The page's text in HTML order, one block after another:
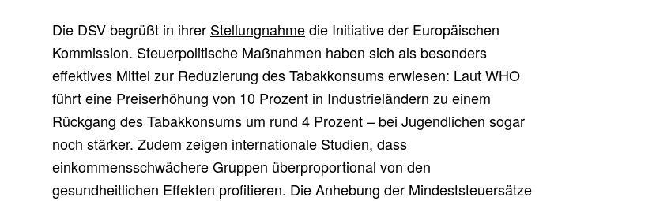
Die DSV begrüßt in ihrer Stellungnahmedie Initiative der Europäischen
Kommission. Steuerpolitische Maßnahmen haben sich als besonders
effektives Mittel zur Reduzierung des Tabakkonsums erwiesen: Laut WHO
führt eine Preiserhöhung von 10 Prozent in Industrieländern zu einem
Rückgang des Tabakkonsums um rund 4 Prozent – bei Jugendlichen sogar
noch stärker. Zudem zeigen internationale Studien, dass
einkommensschwächere Gruppen überproportional von den
gesundheitlichen Effekten profitieren. Die Anhebung der Mindeststeuersätze